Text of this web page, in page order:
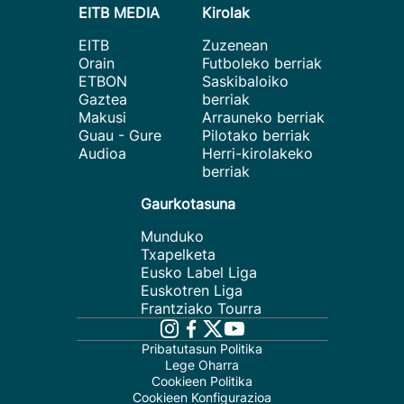
EITB MEDIA
EITB
Orain
ETBON
Gaztea
Makusi
Guau - Gure
Audioa
Kirolak
Zuzenean
Futboleko berriak
Saskibaloiko
berriak
Arrauneko berriak
Pilotako berriak
Herri-kirolakeko
berriak
Gaurkotasuna
Munduko
Txapelketa
Eusko Label Liga
Euskotren Liga
Frantziako Tourra
Pribatutasun Politika
Lege Oharra
Cookieen Politika
Cookieen Konfigurazioa